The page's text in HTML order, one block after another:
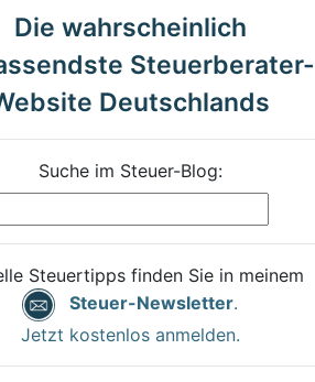
Die wahrscheinlich
Steuerberater-
Deutschlands
Suche im Steuer-Blog:
Steuertipps finden Sie in meinem
Steuer-Newsletter.
Jetzt kostenlos anmelden.